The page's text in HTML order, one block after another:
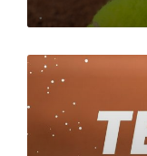
Mehr
erfahren